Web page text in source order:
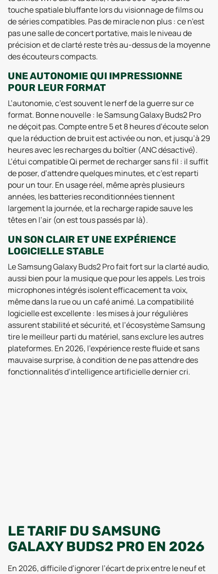
touche spatiale bluffante lors du visionnage de films ou
de séries compatibles. Pas de miracle non plus : ce n’est
pas une salle de concert portative, mais le niveau de
précision et de clarté reste très au-dessus de la moyenne
des écouteurs compacts.
UNE AUTONOMIE QUI IMPRESSIONNE
POUR LEUR FORMAT
L’autonomie, c’est souvent le nerf de la guerre sur ce
format. Bonne nouvelle : le Samsung Galaxy Buds2 Pro
ne déçoit pas. Compte entre 5 et 8 heures d’écoute selon
que la réduction de bruit est activée ou non, et jusqu’à 29
heures avec les recharges du boîtier (ANC désactivé).
L’étui compatible Qi permet de recharger sans fil : il suffit
de poser, d’attendre quelques minutes, et c’est reparti
pour un tour. En usage réel, même après plusieurs
années, les batteries reconditionnées tiennent
largement la journée, et la recharge rapide sauve les
têtes en l’air (on est tous passés par là).
UN SON CLAIR ET UNE EXPÉRIENCE
LOGICIELLE STABLE
Le Samsung Galaxy Buds2 Pro fait fort sur la clarté audio,
aussi bien pour la musique que pour les appels. Les trois
microphones intégrés isolent efficacement ta voix,
même dans la rue ou un café animé. La compatibilité
logicielle est excellente : les mises à jour régulières
assurent stabilité et sécurité, et l’écosystème Samsung
tire le meilleur parti du matériel, sans exclure les autres
plateformes. En 2026, l’expérience reste fluide et sans
mauvaise surprise, à condition de ne pas attendre des
fonctionnalités d’intelligence artificielle dernier cri.
LE TARIF DU SAMSUNG
GALAXY BUDS2 PRO EN 2026
En 2026, difficile d’ignorer l’écart de prix entre le neuf et